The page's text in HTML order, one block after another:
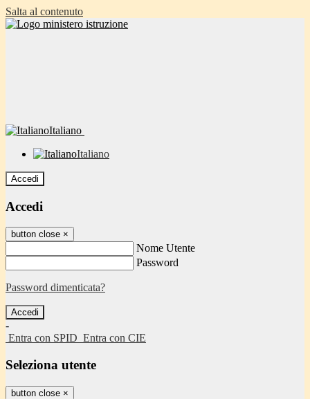
Salta al contenuto
Italiano
Italiano
Accedi
Accedi
button close ×
Nome Utente
Password
Password dimenticata?
-
Entra con SPID Entra con CIE
Seleziona utente
button close ×